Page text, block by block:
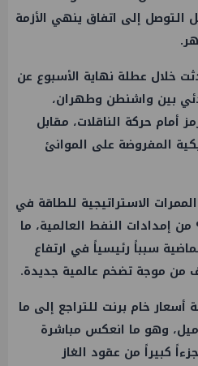
إلى اتفاق ينهي الأزمة
خلال عطلة نهاية الأسبوع عن
بين واشنطن وطهران،
حركة الناقلات، مقابل
المفروضة على الموانئ
الاستراتيجية للطاقة في
إذ تمر عبره نحو 20% من إمدادات النفط العالمية، ما
سبباً رئيسياً في ارتفاع
من موجة تضخم عالمية جديدة.
أسعار خام برنت للتراجع إلى ما
دولار للبرميل، وهو ما انعكس مباشرة
كبيراً من عقود الغاز